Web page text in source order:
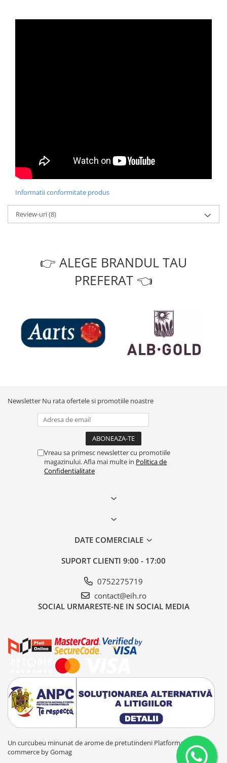
Informatii conformitate produs
Review-uri(8)
👉 ALEGE BRANDUL TAU
PREFERAT 👈
Newsletter Nu rata ofertele si promotiile noastre
Vreau sa primesc newsletter cu promotiile
magazinului. Afla mai multe in Politica de
Confidentialitate
DATE COMERCIALE
SUPORT CLIENTI 9:00 - 17:00
0752275719
contact@eih.ro
SOCIAL URMARESTE-NE IN SOCIAL MEDIA
Un curcubeu minunat de arome de pretutindeni Platforma E-
commerce by Gomag